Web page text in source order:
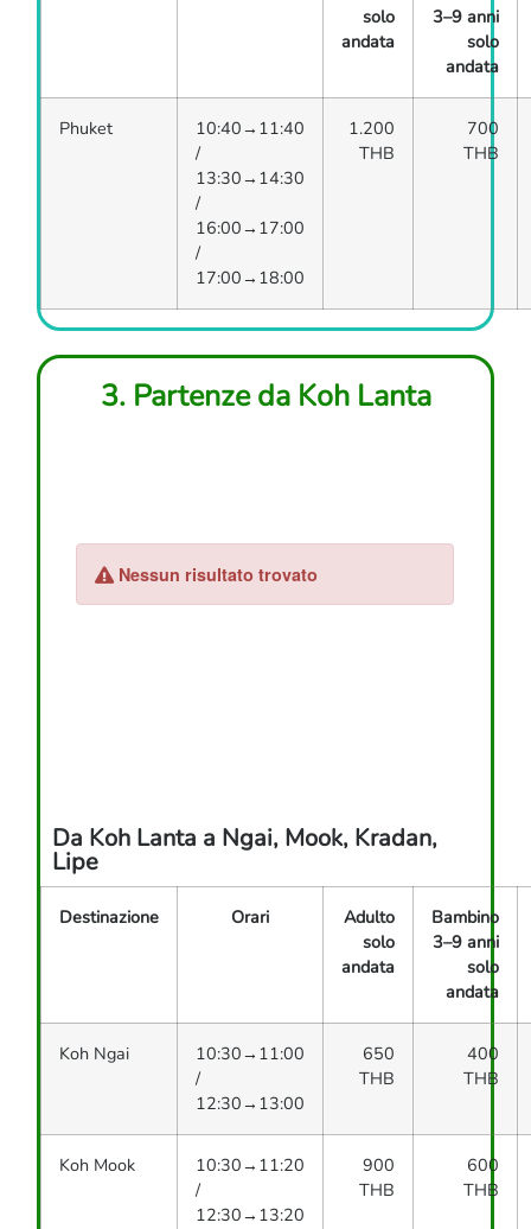
solo
andata
3–9 anni
solo
andata
Phuket
10:40→11:40
/
13:30→14:30
/
16:00→17:00
/
17:00→18:00
1.200
THB
700
THB
3. Partenze da Koh Lanta
Da Koh Lanta a Ngai, Mook, Kradan,
Lipe
Destinazione Orari
Adulto
solo
andata
Bambino
3–9 anni
solo
andata
Koh Ngai
10:30→11:00
/
12:30→13:00
650
THB
400
THB
Koh Mook
10:30→11:20
/
12:30→13:20
900
THB
600
THB